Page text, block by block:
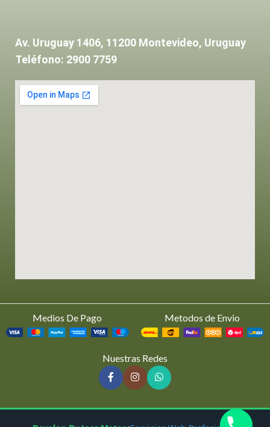
Av. Uruguay 1406, 11200 Montevideo, Uruguay
Teléfono: 2900 7759
Medios De Pago Metodos de Envio
Nuestras Redes